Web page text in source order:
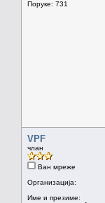
Поруке: 731
VPF
члан
Ван мреже
Организација:
Име и презиме: